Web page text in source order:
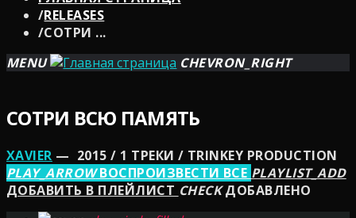
/RELEASES
/СОТРИ ...
MENU
CHEVRON_RIGHT
СОТРИ ВСЮ ПАМЯТЬ
XAVIER — 2015 / 1 ТРЕКИ / TRINKEY PRODUCTION
PLAY_ARROWВОСПРОИЗВЕСТИ ВСЕ PLAYLIST_ADD
ДОБАВИТЬ В ПЛЕЙЛИСТ CHECKДОБАВЛЕНО